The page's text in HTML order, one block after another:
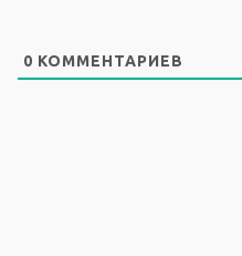
0 КОММЕНТАРИЕВ